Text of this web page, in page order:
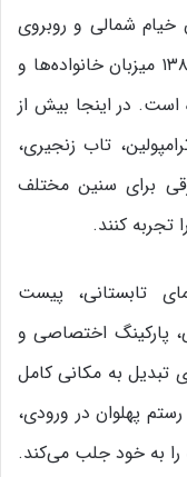
خیام شمالی و روبروی
بازار بین‌المللی سپاد قرار دارد و از سال ۱۳۸۳ میزبان خانواده‌ها و
است. در اینجا بیش از
جمله کشتی ۱۲ نفره، ترامپولین، تاب زنجیری،
برای سنین مختلف
تجربه کنند.
تابستانی، پیست
پارکینگ اختصاصی و
تبدیل به مکانی کامل
پهلوان در ورودی،
به خود جلب می‌کند.